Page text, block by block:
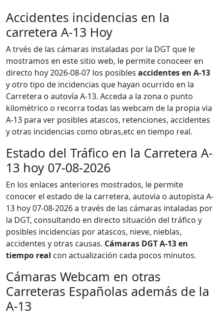
Accidentes incidencias en la
carretera A-13 Hoy
A trvés de las cámaras instaladas por la DGT que le
mostramos en este sitio web, le permite conoceer en
directo hoy 2026-08-07 los posibles accidentes en A-13
y otro tipo de incidencias que hayan ocurrido en la
Carretera o autovía A-13. Acceda a la zona o punto
kilométrico o recorra todas las webcam de la propia via
A-13 para ver posibles atascos, retenciones, accidentes
y otras incidencias como obras,etc en tiempo real.
Estado del Tráfico en la Carretera A-
13 hoy 07-08-2026
En los enlaces anteriores mostrados, le permite
conocer el estado de la carretera, autovia o autopista A-
13 hoy 07-08-2026 a través de las cámaras intaladas por
la DGT, consultando en directo situación del tráfico y
posibles incidencias por atascos, nieve, nieblas,
accidentes y otras causas. Cámaras DGT A-13 en
tiempo real con actualización cada pocos minutos.
Cámaras Webcam en otras
Carreteras Españolas además de la
A-13